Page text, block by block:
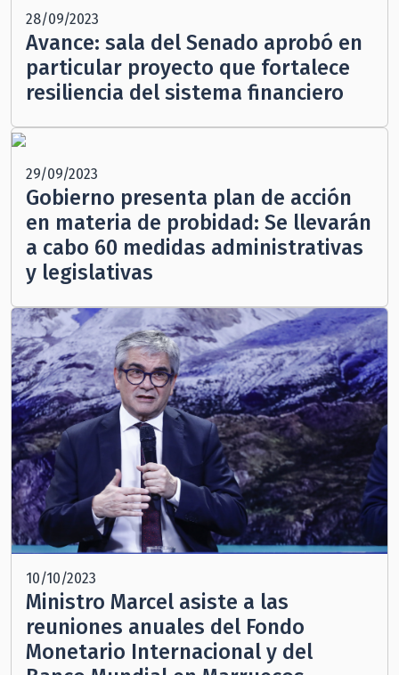
28/09/2023
Avance: sala del Senado aprobó en
particular proyecto que fortalece
resiliencia del sistema financiero
29/09/2023
Gobierno presenta plan de acción
en materia de probidad: Se llevarán
a cabo 60 medidas administrativas
y legislativas
10/10/2023
Ministro Marcel asiste a las
reuniones anuales del Fondo
Monetario Internacional y del